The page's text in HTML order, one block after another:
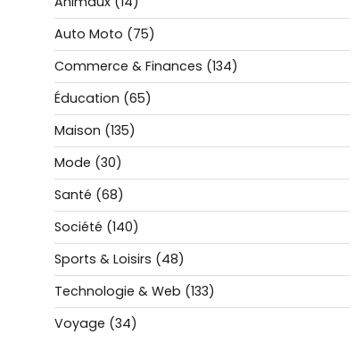
Auto Moto (75)
Commerce & Finances (134)
Éducation (65)
Maison (135)
Mode (30)
Santé (68)
Société (140)
Sports & Loisirs (48)
Technologie & Web (133)
Voyage (34)